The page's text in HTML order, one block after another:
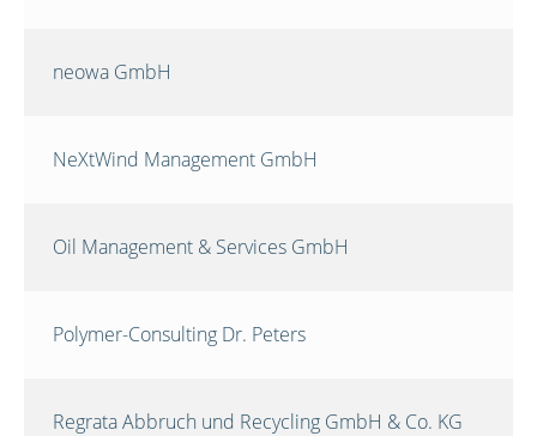
neowa GmbH
NeXtWind Management GmbH
Oil Management & Services GmbH
Polymer-Consulting Dr. Peters
Regrata Abbruch und Recycling GmbH & Co. KG